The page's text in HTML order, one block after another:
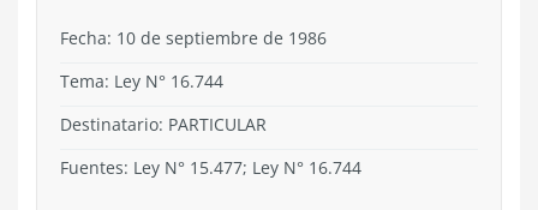
Fecha: 10 de septiembre de 1986
Tema: Ley N° 16.744
Destinatario: PARTICULAR
Fuentes: Ley N° 15.477; Ley N° 16.744